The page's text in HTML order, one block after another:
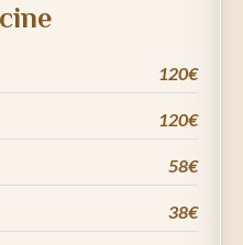
120€
120€
58€
38€